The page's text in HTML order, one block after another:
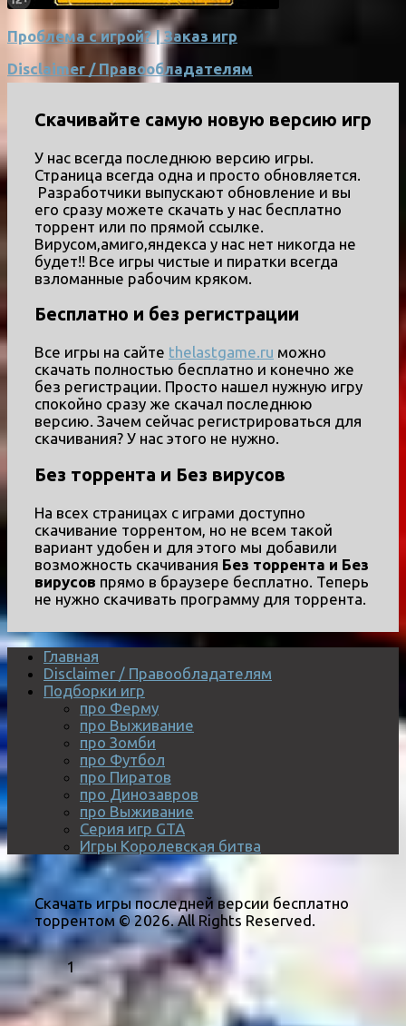
Проблема с игрой? | Заказ игр
Disclaimer / Правообладателям
Скачивайте самую новую версию игр
У нас всегда последнюю версию игры.
Страница всегда одна и просто обновляется.
Разработчики выпускают обновление и вы
его сразу можете скачать у нас бесплатно
торрент или по прямой ссылке.
Вирусом,амиго,яндекса у нас нет никогда не
будет!! Все игры чистые и пиратки всегда
взломанные рабочим кряком.
Бесплатно и без регистрации
Все игры на сайте thelastgame.ru можно
скачать полностью бесплатно и конечно же
без регистрации. Просто нашел нужную игру
спокойно сразу же скачал последнюю
версию. Зачем сейчас регистрироваться для
скачивания? У нас этого не нужно.
Без торрента и Без вирусов
На всех страницах с играми доступно
скачивание торрентом, но не всем такой
вариант удобен и для этого мы добавили
возможность скачивания Без торрента и Без
вирусов прямо в браузере бесплатно. Теперь
не нужно скачивать программу для торрента.
Главная
Disclaimer / Правообладателям
Подборки игр
про Ферму
про Выживание
про Зомби
про Футбол
про Пиратов
про Динозавров
про Выживание
Серия игр GTA
Игры Королевская битва
Скачать игры последней версии бесплатно
торрентом © 2026. All Rights Reserved.
1